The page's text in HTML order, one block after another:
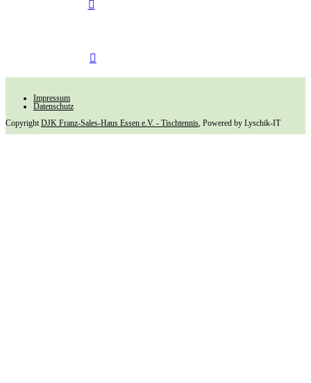
Impressum
Datenschutz
CopyrightDJK Franz-Sales-Haus Essen e.V. - Tischtennis, Powered by Lyschik-IT